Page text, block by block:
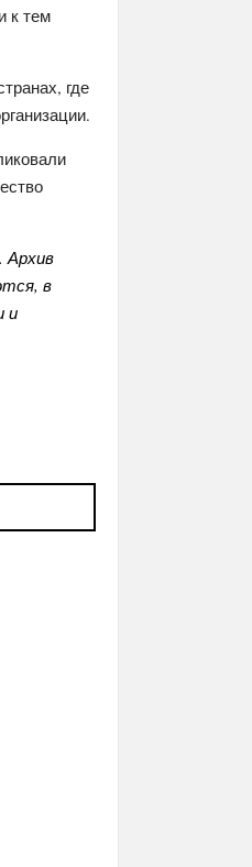
к тем
где
Архив
в
и